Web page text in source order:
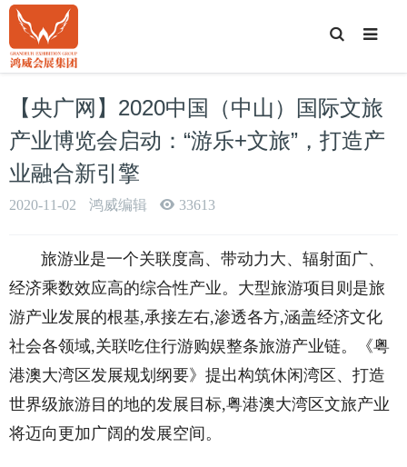
T
o
g
e
S
e
a
r
【央广网】2020中国（中山）国际文旅
产业博览会启动：“游乐+文旅”，打造产
业融合新引擎
2020-11-02 鸿威编辑 33613
旅游业是一个关联度高、带动力大、辐射面广、
经济乘数效应高的综合性产业。大型旅游项目则是旅
游产业发展的根基,承接左右,渗透各方,涵盖经济文化
社会各领域,关联吃住行游购娱整条旅游产业链。《粤
港澳大湾区发展规划纲要》提出构筑休闲湾区、打造
世界级旅游目的地的发展目标,粤港澳大湾区文旅产业
将迈向更加广阔的发展空间。